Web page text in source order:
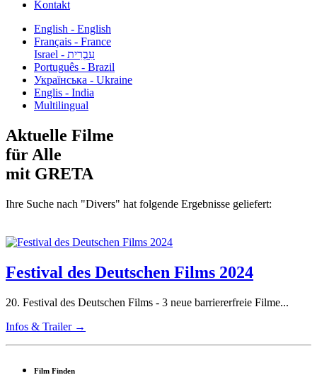
Kontakt
English - English
Français - France
עִבְרִית - Israel
Português - Brazil
Українська - Ukraine
Englis - India
Multilingual
Aktuelle Filme
für Alle
mit GRETA
Ihre Suche nach "Divers" hat folgende Ergebnisse geliefert:
Festival des Deutschen Films 2024
20. Festival des Deutschen Films - 3 neue barriererfreie Filme...
Infos & Trailer →
Film Finden